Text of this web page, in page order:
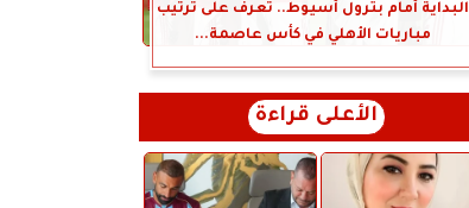
البداية أمام بترول أسيوط.. تعرف على ترتيب
مباريات الأهلي في كأس عاصمة...
الأعلى قراءة